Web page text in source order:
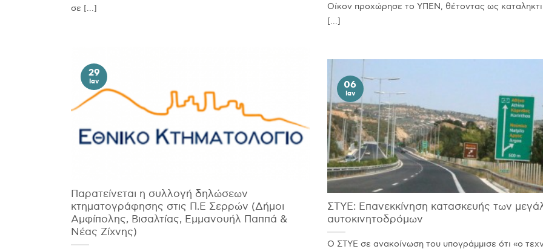
σε [...]
Οίκον προχώρησε το ΥΠΕΝ, θέτοντας ως
[...]
Παρατείνεται η συλλογή δηλώσεων
κτηματογράφησης στις Π.Ε Σερρών (Δήμοι
Αμφίπολης, Βισαλτίας, Εμμανουήλ Παππά &
Νέας Ζίχνης)
29
Ιαν
ΣΤΥΕ: Επανεκκίνηση κατασκευής των
αυτοκινητοδρόμων
Ο ΣΤΥΕ σε ανακοίνωση του υπογράμμισε ότι «ο
06
Ιαν